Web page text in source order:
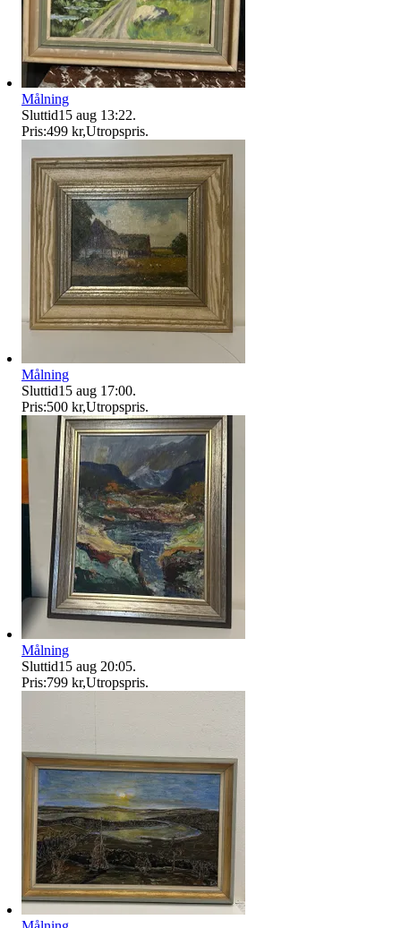
Målning
Sluttid15 aug 13:22.
Pris:499 kr,Utropspris.
Målning
Sluttid15 aug 17:00.
Pris:500 kr,Utropspris.
Målning
Sluttid15 aug 20:05.
Pris:799 kr,Utropspris.